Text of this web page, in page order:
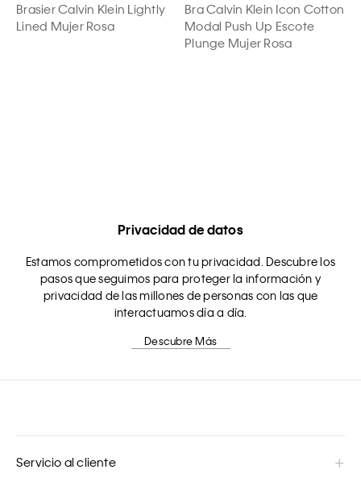
Brasier Calvin Klein Lightly
Lined Mujer Rosa
Bra Calvin Klein Icon Cotton
Modal Push Up Escote
Plunge Mujer Rosa
Privacidad de datos
Estamos comprometidos con tu privacidad. Descubre los
pasos que seguimos para proteger la información y
privacidad de las millones de personas con las que
interactuamos día a día.
Descubre Más
Servicio al cliente